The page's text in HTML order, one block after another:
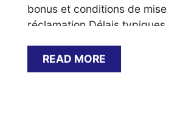
bonus et conditions de
réclamation Délais
READ MORE